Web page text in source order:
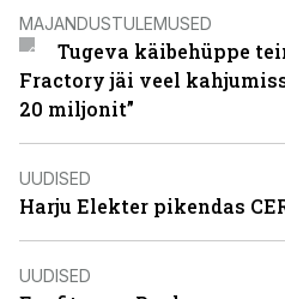
MAJANDUSTULEMUSED
Tugeva käibehüppe
Fractory jäi veel
20 miljonit”
UUDISED
Harju Elekter pikendas
UUDISED